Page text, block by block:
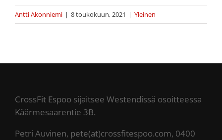
Antti Akonniemi | 8 toukokuun, 2021 | Yleinen
CrossFit Espoo sijaitsee Westendissä osoitteessa
Käärmesaarentie 3B.
Petri Auvinen, pete(at)crossfitespoo.com, 0400